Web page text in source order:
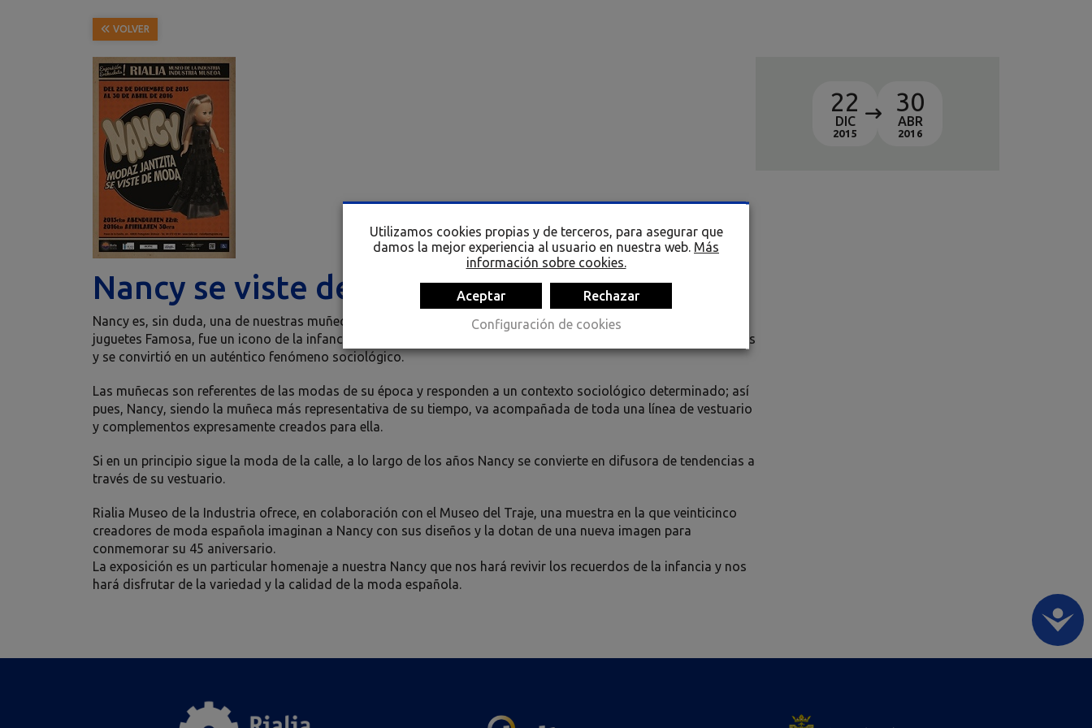
VOLVER
Nancy se viste de moda
Nancy es, sin duda, una de nuestras muñecas más queridas y recordadas. Creada y diseñada por la fábrica de
juguetes Famosa, fue un icono de la infancia de los años 70 y 80 del siglo XX. Llegó a todos los sectores sociales
y se convirtió en un auténtico fenómeno sociológico.
Las muñecas son referentes de las modas de su época y responden a un contexto sociológico determinado; así
pues, Nancy, siendo la muñeca más representativa de su tiempo, va acompañada de toda una línea de vestuario
y complementos expresamente creados para ella.
Si en un principio sigue la moda de la calle, a lo largo de los años Nancy se convierte en difusora de tendencias a
través de su vestuario.
Rialia Museo de la Industria ofrece, en colaboración con el Museo del Traje, una muestra en la que veinticinco
creadores de moda española imaginan a Nancy con sus diseños y la dotan de una nueva imagen para
conmemorar su 45 aniversario.
La exposición es un particular homenaje a nuestra Nancy que nos hará revivir los recuerdos de la infancia y nos
hará disfrutar de la variedad y la calidad de la moda española.
22
DIC
2015
30
ABR
2016
Utilizamos cookies propias y de terceros, para asegurar que
damos la mejor experiencia al usuario en nuestra web. Más
información sobre cookies.
Aceptar
Rechazar
Configuración de cookies